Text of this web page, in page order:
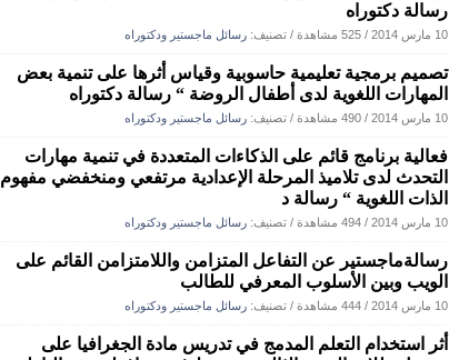
رسالة دكتوراه
10 مارس 2014 / 525 مشاهدة / تصنيف: رسائل ماجستير ودكتوراه
تصميم برمجية تعليمية حاسوبية وقياس أثرها على تنمية بعض
المهارات اللغوية لدى أطفال الروضة “ رسالة دكتوراه
10 مارس 2014 / 490 مشاهدة / تصنيف: رسائل ماجستير ودكتوراه
فعالية برنامج قائم على الذكاءات المتعددة في تنمية مهارات
التحدث لدى تلاميذ المرحلة الإعدادية مرتفعي ومنخفضي مفهوم
الذات اللغوية “ رسالة د
10 مارس 2014 / 494 مشاهدة / تصنيف: رسائل ماجستير ودكتوراه
رسالةماجستير عن التفاعل المتزامن واللامتزامن القائم على
الويب وبين الأسلوب المعرفي للطالب
10 مارس 2014 / 444 مشاهدة / تصنيف: رسائل ماجستير ودكتوراه
أثر استخدام التعلم المدمج في تدريس مادة الجغرافيا على